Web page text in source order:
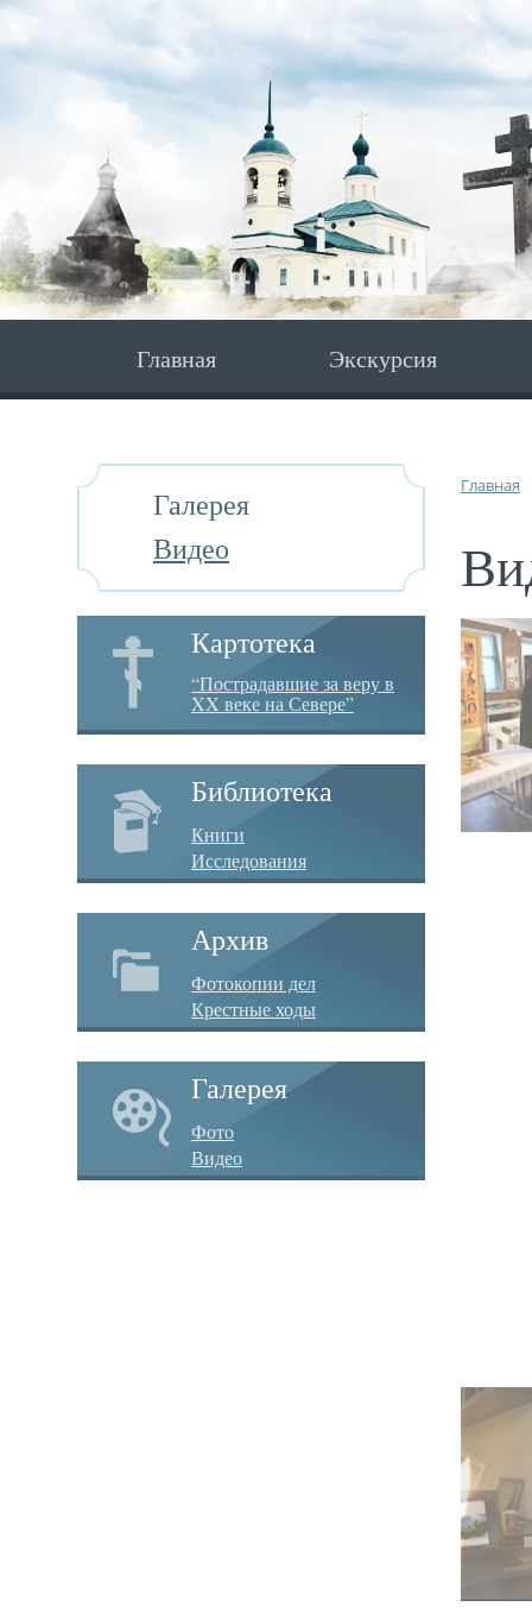
Главная Экскурсия
Галерея
Видео
Картотека
“Пострадавшие за веру в
XX веке на Севере”
Библиотека
Книги
Исследования
Архив
Фотокопии дел
Крестные ходы
Галерея
Фото
Видео
Главная